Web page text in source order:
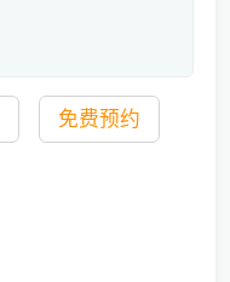
免费预约